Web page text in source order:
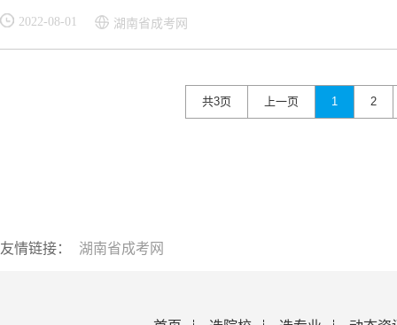
2022-08-01 湖南省成考网
共3页 上一页 1 2
友情链接： 湖南省成考网